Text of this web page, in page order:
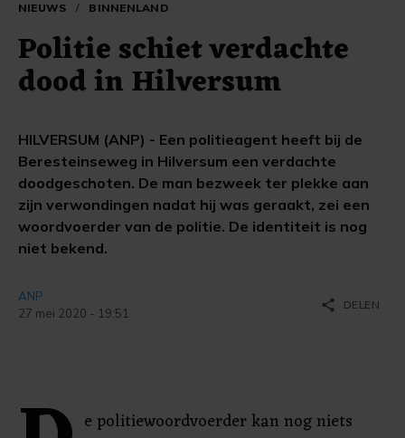
NIEUWS / BINNENLAND
Politie schiet verdachte
dood in Hilversum
HILVERSUM (ANP) - Een politieagent heeft bij de
Beresteinseweg in Hilversum een verdachte
doodgeschoten. De man bezweek ter plekke aan
zijn verwondingen nadat hij was geraakt, zei een
woordvoerder van de politie. De identiteit is nog
niet bekend.
ANP
27 mei 2020 - 19:51
share DELEN
e politiewoordvoerder kan nog niets